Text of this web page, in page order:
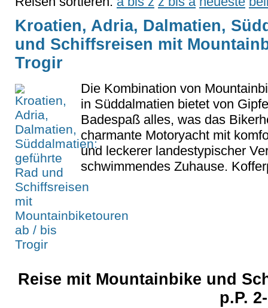
Kroatien, Adria, Dalmatien,
und Schiffsreisen mit
Trogir
Die Kombination von
in Süddalmatien bietet von
Badespaß alles, was das
charmante Motoryacht mit
und leckerer landestypischer
schwimmendes Zuhause.
Reise mit Mountainbike und
p.P.